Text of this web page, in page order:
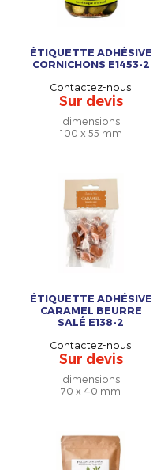
ÉTIQUETTE ADHÉSIVE
CORNICHONS E1453-2
Contactez-nous
Sur devis
dimensions
100 x 55 mm
ÉTIQUETTE ADHÉSIVE
CARAMEL BEURRE
SALÉ E138-2
Contactez-nous
Sur devis
dimensions
70 x 40 mm